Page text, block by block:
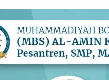
berdiam di rumah. Ia
rumahnya sebelum keluar
bekerja dengan upah harian.